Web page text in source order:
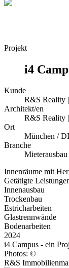
Projekt
i4
Kunde
R&S Reality
Architekt/en
R&S Reality
Ort
München /
Branche
Mieterausbau
Innenräume mit
Getätigte
Innenausbau
Trockenbau
Estricharbeiten
Glastrennwände
Bodenarbeiten
2024
i4 Campus - ein
Photos: ©
R&S